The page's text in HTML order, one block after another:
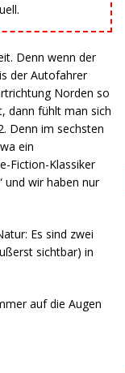
Denn wenn der
der Autofahrer
Norden so
dann fühlt man sich
Denn im sechsten
ein
Fiction-Klassiker
und wir haben nur
Es sind zwei
sichtbar) in
auf die Augen